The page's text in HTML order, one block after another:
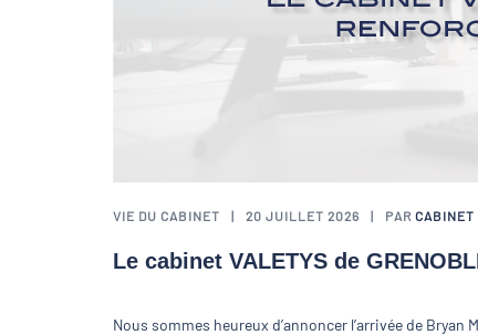
VIE DU CABINET 20 JUILLET 2026 PAR CABINET
Le cabinet VALETYS de
Nous sommes heureux d’annoncer l’arrivée de